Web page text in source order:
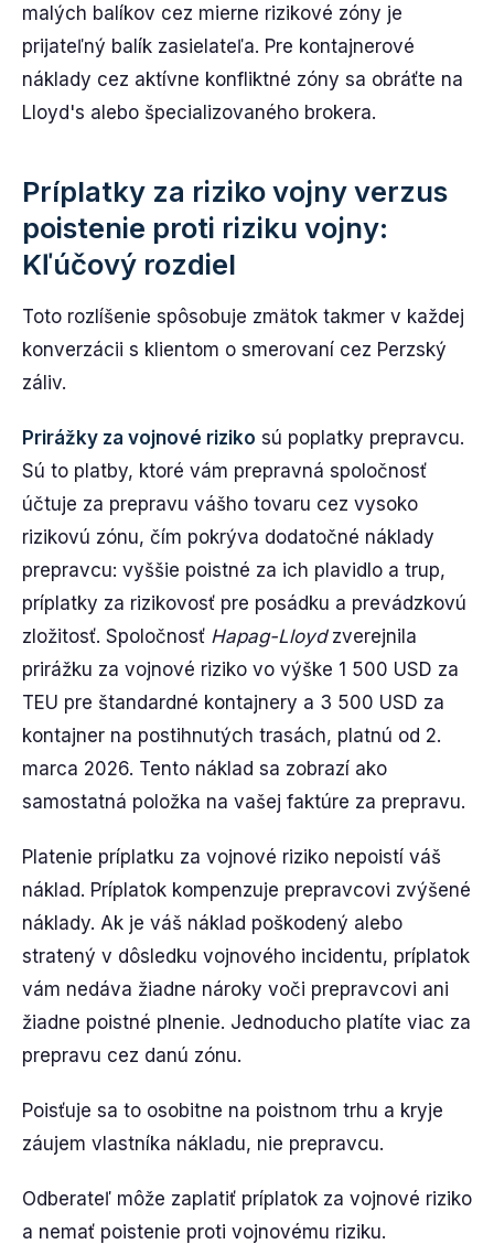
malých balíkov cez mierne rizikové zóny je
prijateľný balík zasielateľa. Pre kontajnerové
náklady cez aktívne konfliktné zóny sa obráťte na
Lloyd's alebo špecializovaného brokera.
Príplatky za riziko vojny verzus
poistenie proti riziku vojny:
Kľúčový rozdiel
Toto rozlíšenie spôsobuje zmätok takmer v každej
konverzácii s klientom o smerovaní cez Perzský
záliv.
Prirážky za vojnové riziko sú poplatky prepravcu.
Sú to platby, ktoré vám prepravná spoločnosť
účtuje za prepravu vášho tovaru cez vysoko
rizikovú zónu, čím pokrýva dodatočné náklady
prepravcu: vyššie poistné za ich plavidlo a trup,
príplatky za rizikovosť pre posádku a prevádzkovú
zložitosť. Spoločnosť Hapag-Lloydzverejnila
prirážku za vojnové riziko vo výške 1 500 USD za
TEU pre štandardné kontajnery a 3 500 USD za
kontajner na postihnutých trasách, platnú od 2.
marca 2026. Tento náklad sa zobrazí ako
samostatná položka na vašej faktúre za prepravu.
Platenie príplatku za vojnové riziko nepoistí váš
náklad. Príplatok kompenzuje prepravcovi zvýšené
náklady. Ak je váš náklad poškodený alebo
stratený v dôsledku vojnového incidentu, príplatok
vám nedáva žiadne nároky voči prepravcovi ani
žiadne poistné plnenie. Jednoducho platíte viac za
prepravu cez danú zónu.
Poisťuje sa to osobitne na poistnom trhu a kryje
záujem vlastníka nákladu, nie prepravcu.
Odberateľ môže zaplatiť príplatok za vojnové riziko
a nemať poistenie proti vojnovému riziku.